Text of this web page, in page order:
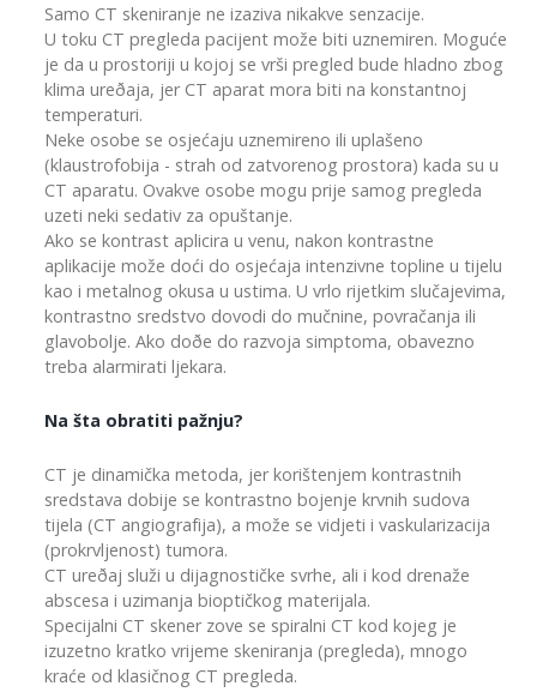
Samo CT skeniranje ne izaziva nikakve senzacije.
U toku CT pregleda pacijent može biti uznemiren. Moguće
je da u prostoriji u kojoj se vrši pregled bude hladno zbog
klima ureðaja, jer CT aparat mora biti na konstantnoj
temperaturi.
Neke osobe se osjećaju uznemireno ili uplašeno
(klaustrofobija - strah od zatvorenog prostora) kada su u
CT aparatu. Ovakve osobe mogu prije samog pregleda
uzeti neki sedativ za opuštanje.
Ako se kontrast aplicira u venu, nakon kontrastne
aplikacije može doći do osjećaja intenzivne topline u tijelu
kao i metalnog okusa u ustima. U vrlo rijetkim slučajevima,
kontrastno sredstvo dovodi do mučnine, povračanja ili
glavobolje. Ako doðe do razvoja simptoma, obavezno
treba alarmirati ljekara.
Na šta obratiti pažnju?
CT je dinamička metoda, jer korištenjem kontrastnih
sredstava dobije se kontrastno bojenje krvnih sudova
tijela (CT angiografija), a može se vidjeti i vaskularizacija
(prokrvljenost) tumora.
CT ureðaj služi u dijagnostičke svrhe, ali i kod drenaže
abscesa i uzimanja bioptičkog materijala.
Specijalni CT skener zove se spiralni CT kod kojeg je
izuzetno kratko vrijeme skeniranja (pregleda), mnogo
kraće od klasičnog CT pregleda.